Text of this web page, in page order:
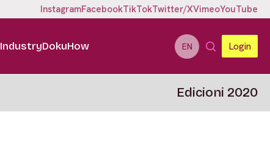
InstagramFacebookTikTokTwitter/XVimeoYouTube
IndustryDokuHow EN Login
Edicioni 2020